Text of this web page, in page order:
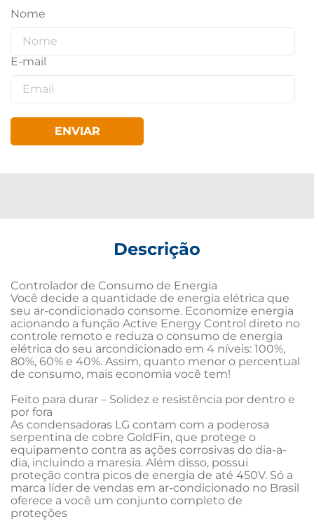
ENVIAR
Descrição
Controlador de Consumo de Energia
Você decide a quantidade de energia elétrica que
seu ar-condicionado consome. Economize energia
acionando a função Active Energy Control direto no
controle remoto e reduza o consumo de energia
elétrica do seu arcondicionado em 4 níveis: 100%,
80%, 60% e 40%. Assim, quanto menor o percentual
de consumo, mais economia você tem!
Feito para durar – Solidez e resistência por dentro e
por fora
As condensadoras LG contam com a poderosa
serpentina de cobre GoldFin, que protege o
equipamento contra as ações corrosivas do dia-a-
dia, incluindo a maresia. Além disso, possui
proteção contra picos de energia de até 450V. Só a
marca líder de vendas em ar-condicionado no Brasil
oferece a você um conjunto completo de
proteções